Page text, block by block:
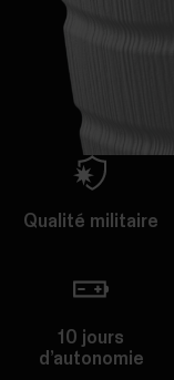
Qualité militaire
10 jours
d’autonomie